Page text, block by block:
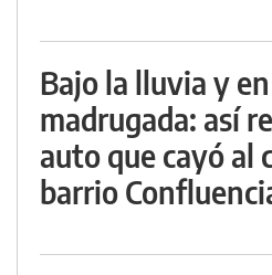
Bajo la lluvia y
madrugada: así
auto que cayó al
barrio